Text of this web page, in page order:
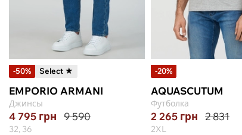
-50% Select ★
EMPORIO ARMANI
Джинсы
4 795 грн 9 590
32, 36
-20%
AQUASCUTUM
Футболка
2 265 грн 2 831
2XL